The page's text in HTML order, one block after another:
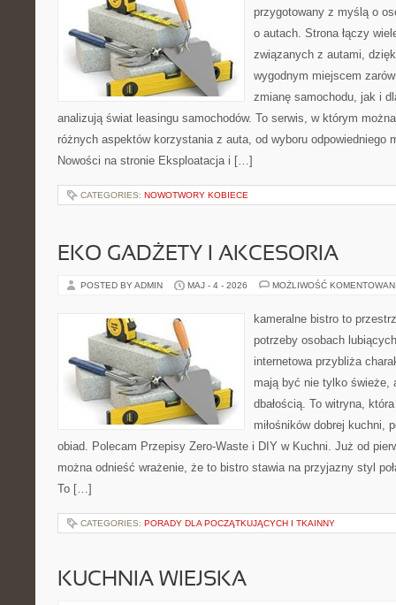
przygotowany z myślą o
o autach. Strona łączy
związanych z autami,
wygodnym miejscem
zmianę samochodu, jak i
analizują świat leasingu samochodów. To serwis, w którym
różnych aspektów korzystania z auta, od wyboru odpowiedniego
Nowości na stronie Eksploatacja i […]
CATEGORIES: NOWOTWORY KOBIECE
EKO GADŻETY I AKCESORIA
POSTED BY ADMIN MAJ - 4 - 2026 MOŻLIWOŚĆ
kameralne bistro to
potrzeby osobach
internetowa przybliża
mają być nie tylko świeże,
dbałością. To witryna,
miłośników dobrej kuchni,
obiad. Polecam Przepisy Zero-Waste i DIY w Kuchni. Już od
można odnieść wrażenie, że to bistro stawia na przyjazny styl
To […]
CATEGORIES: PORADY DLA POCZĄTKUJĄCYCH I TKAINNY
KUCHNIA WIEJSKA